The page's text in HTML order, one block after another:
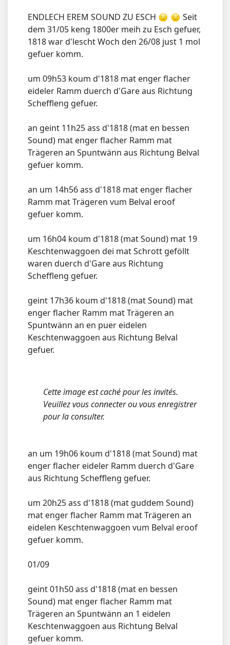
ENDLECH EREM SOUND ZU ESCH
Seit
dem 31/05 keng 1800er meih zu Esch gefuer,
1818 war d'lescht Woch den 26/08 just 1 mol
gefuer komm.
um 09h53 koum d'1818 mat enger flacher
eideler Ramm duerch d'Gare aus Richtung
Scheffleng gefuer.
an geint 11h25 ass d'1818 (mat en bessen
Sound) mat enger flacher Ramm mat
Trägeren an Spuntwänn aus Richtung Belval
gefuer komm.
an um 14h56 ass d'1818 mat enger flacher
Ramm mat Trägeren vum Belval eroof
gefuer komm.
um 16h04 koum d'1818 (mat Sound) mat 19
Keschtenwaggoen dei mat Schrott geföllt
waren duerch d'Gare aus Richtung
Scheffleng gefuer.
geint 17h36 koum d'1818 (mat Sound) mat
enger flacher Ramm mat Trägeren an
Spuntwänn an en puer eidelen
Keschtenwaggoen aus Richtung Belval
gefuer.
Cette image est caché pour les invités.
Veuillez vous connecter ou vous enregistrer
pour la consulter.
an um 19h06 koum d'1818 (mat Sound) mat
enger flacher eideler Ramm duerch d'Gare
aus Richtung Scheffleng gefuer.
um 20h25 ass d'1818 (mat guddem Sound)
mat enger flacher Ramm mat Trägeren an
eidelen Keschtenwaggoen vum Belval eroof
gefuer komm.
01/09
geint 01h50 ass d'1818 (mat en bessen
Sound) mat enger flacher Ramm mat
Trägeren an Spuntwänn an 1 eidelen
Keschtenwaggoen aus Richtung Belval
gefuer komm.